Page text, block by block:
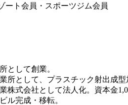
ート会員・スポーツジム会員
として創業。
所として、プラスチック射出成
株式会社として法人化。資本金
ル完成・移転。